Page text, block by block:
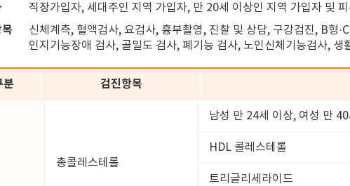
직장가입자, 세대주인 지역 가입자, 만 20세 이상인 지역 가입자 및
신체계측, 혈액검사, 요검사, 흉부촬영, 진찰 및 상담, 구강검진, B형
인지기능장애 검사, 골밀도 검사, 폐기능 검사, 노인신체기능검사, 생
분 검진항목
총콜레스테롤
남성 만 24세 이상, 여성 만
HDL 콜레스테롤
트리글리세라이드